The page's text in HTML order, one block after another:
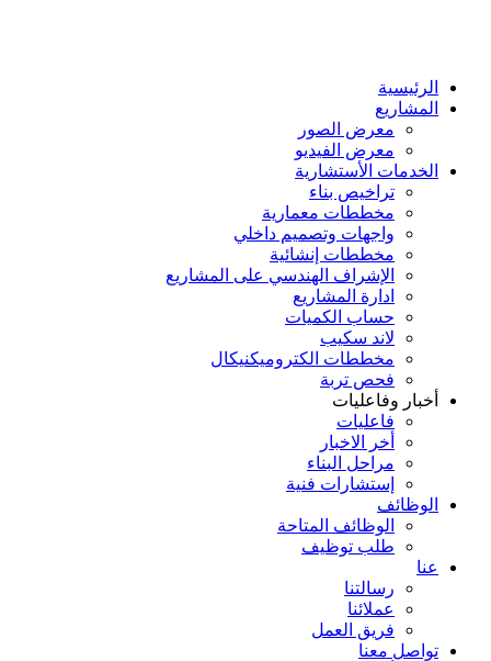
الرئيسية
المشاريع
معرض الصور
معرض الفيديو
الخدمات الأستشارية
تراخيص بناء
مخططات معمارية
واجهات وتصميم داخلي
مخططات إنشائية
الإشراف الهندسي على المشاريع
ادارة المشاريع
حساب الكميات
لاند سكيب
مخططات الكتروميكنيكال
فحص تربة
أخبار وفاعليات
فاعليات
أخر الاخبار
مراحل البناء
إستشارات فنية
الوظائف
الوظائف المتاحة
طلب توظيف
عنا
رسالتنا
عملائنا
فريق العمل
تواصل معنا